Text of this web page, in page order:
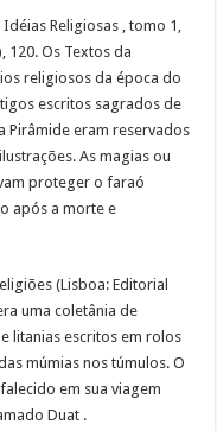
Religiosas , tomo 1,
120. Os Textos da
religiosos da época do
escritos sagrados de
Pirâmide eram reservados
As magias ou
proteger o faraó
após a morte e
(Lisboa: Editorial
uma coletânia de
litanias escritos em rolos
múmias nos túmulos. O
em sua viagem
Duat .